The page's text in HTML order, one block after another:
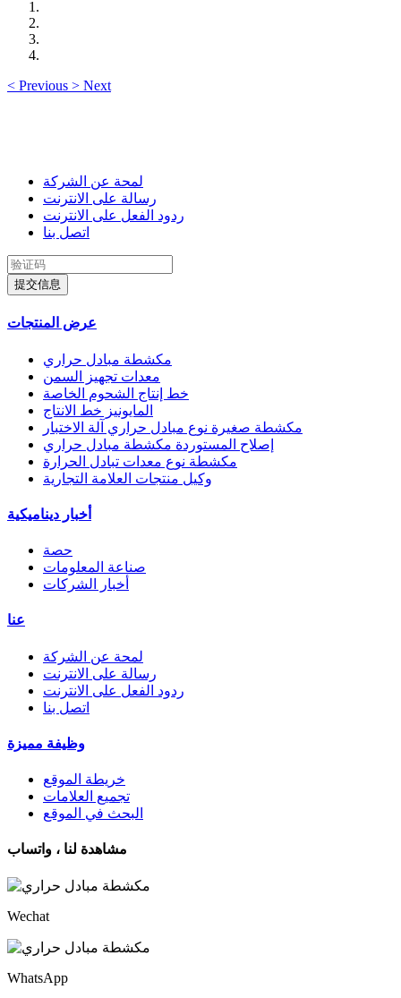
< Previous > Next
لمحة عن الشركة
رسالة على الانترنت
ردود الفعل على الانترنت
اتصل بنا
提交信息
عرض المنتجات
مكشطة مبادل حراري
معدات تجهيز السمن
خط إنتاج الشحوم الخاصة
المايونيز خط الانتاج
مكشطة صغيرة نوع مبادل حراري آلة الاختبار
إصلاح المستوردة مكشطة مبادل حراري
مكشطة نوع معدات تبادل الحرارة
وكيل منتجات العلامة التجارية
أخبار ديناميكية
حصة
صناعة المعلومات
أخبار الشركات
عنا
لمحة عن الشركة
رسالة على الانترنت
ردود الفعل على الانترنت
اتصل بنا
وظيفة مميزة
خريطة الموقع
تجميع العلامات
البحث في الموقع
مشاهدة لنا ، واتساب
Wechat
WhatsApp